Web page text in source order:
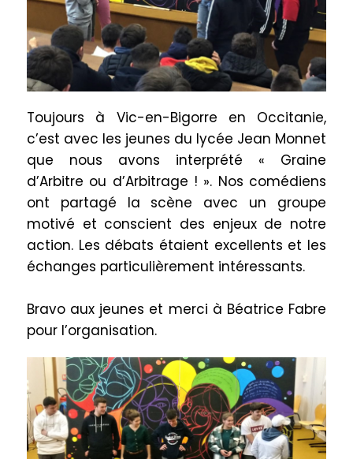
Toujours à Vic-en-Bigorre en Occitanie,
c’est avec les jeunes du lycée Jean Monnet
que nous avons interprété « Graine
d’Arbitre ou d’Arbitrage ! ». Nos comédiens
ont partagé la scène avec un groupe
motivé et conscient des enjeux de notre
action. Les débats étaient excellents et les
échanges particulièrement intéressants.
Bravo aux jeunes et merci à Béatrice Fabre
pour l’organisation.